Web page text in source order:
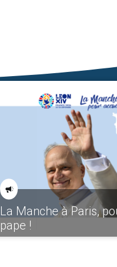
La Manche à Paris,
pape !